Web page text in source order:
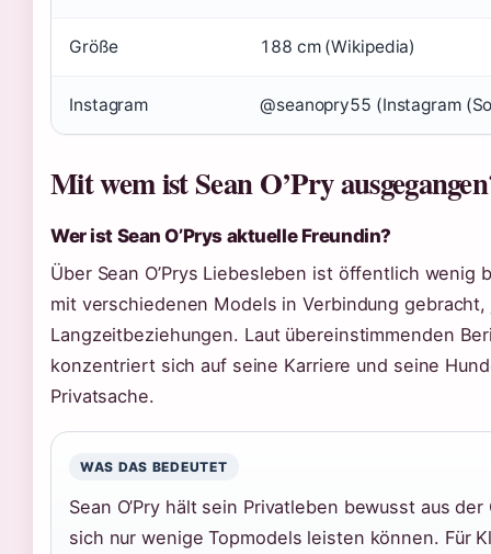
Größe 188 cm (Wikipedia)
Instagram @seanopry55 (Instagram
Mit wem ist Sean O’Pry
Wer ist Sean O’Prys aktuelle Freundin?
Über Sean O’Prys Liebesleben ist öffentlich wenig
mit verschiedenen Models in Verbindung
Langzeitbeziehungen. Laut übereinstimmenden
konzentriert sich auf seine Karriere und seine
Privatsache.
WAS DAS BEDEUTET
Sean O’Pry hält sein Privatleben bewusst aus
sich nur wenige Topmodels leisten können. Für